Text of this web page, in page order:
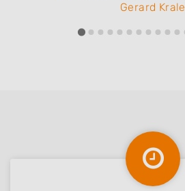
Gerard Krale